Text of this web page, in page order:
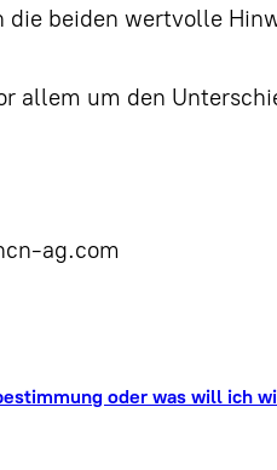
die beiden wertvolle
allem um den
ag.com
oder was will ich